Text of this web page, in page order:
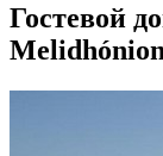
Гостевой
Melidhónion